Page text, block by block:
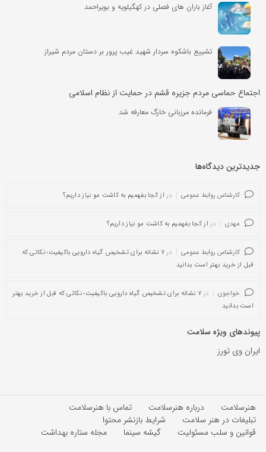
آغاز باران های فصلی در کهگیلویه و بویراحمد
تشییع باشکوه سردار شهید غیب پرور بر دستان مردم شیراز
اجتماع حماسی مردم جزیره قشم در حمایت از نظام اسلامی
فرمانده مرزبانی خارگ معارفه شد
جدیدترین دیدگاه‌‌ها
کارشناس روابط عمومی در از کجا بفهمیم به کاشت مو نیاز داریم؟
مهدی در از کجا بفهمیم به کاشت مو نیاز داریم؟
کارشناس روابط عمومی در
۷ نشانه برای تشخیص گیاه دارویی باکیفیت؛ نکاتی که
قبل از خرید بهتر است بدانید
خواجوی در
۷ نشانه برای تشخیص گیاه دارویی باکیفیت؛ نکاتی که قبل از خرید بهتر
است بدانید
پیوندهای ویژه سلامت
ایران وی تورز
هنرسلامت درباره هنرسلامت
تماس با هنرسلامت
تبلیغات در هنر سلامت
شرایط بازنشر محتوا
قوانین و سلب مسئولیت
گیشه سینما مجله ستاره بهداشت